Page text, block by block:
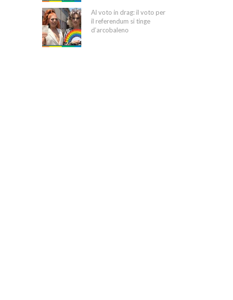
Al voto in drag: il voto per
il referendum si tinge
d’arcobaleno